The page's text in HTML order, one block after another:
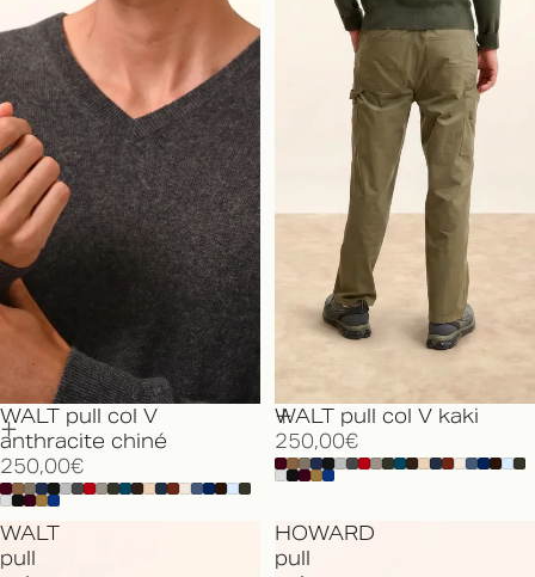
WALT pull col V
anthracite chiné
250,00€
WALT pull col V kaki
250,00€
WALT
pull
HOWARD
pull